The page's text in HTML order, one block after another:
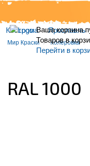
Ваша корзина
Товаров в
Перейти в
Кострома Ярославль
Мир Краски Колеровка
RAL 1000